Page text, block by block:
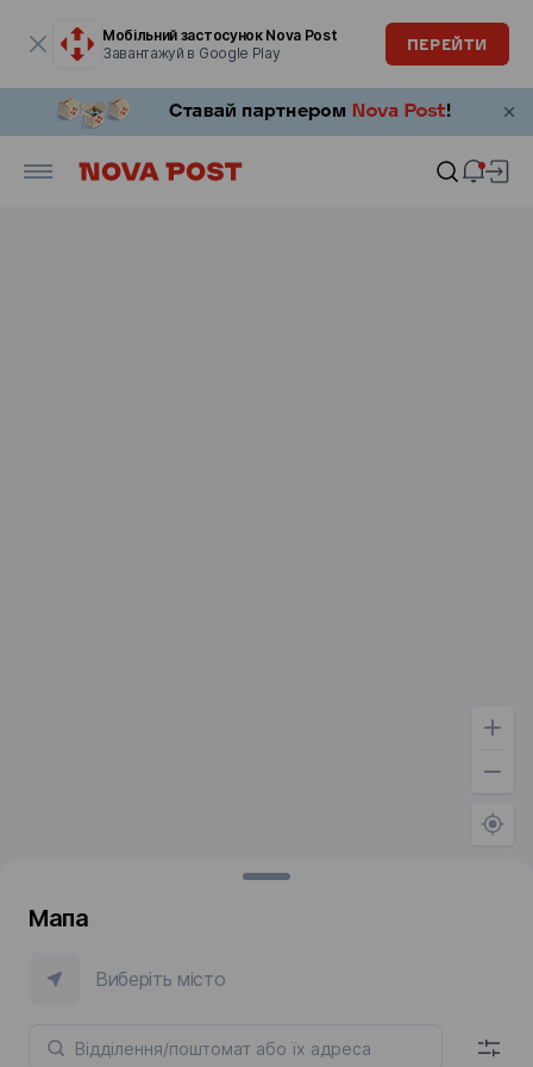
Мобільний застосунок Nova Post
Завантажуй в Google Play
ПЕРЕЙТИ
Мапа
Виберіть місто